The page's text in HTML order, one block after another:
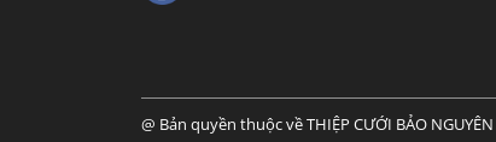
@ Bản quyền thuộc về THIỆP CƯỚI BẢO NGUYÊN